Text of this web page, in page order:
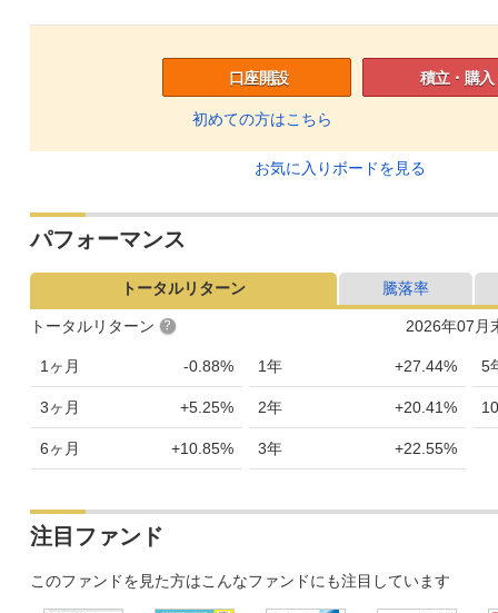
口座開設
初めての方はこちら
積立・購入
お気に入りボードを見る
パフォーマンス
トータルリターン 騰落率
2026年07月
トータルリターン
1ヶ月 -0.88%
3ヶ月 +5.25%
6ヶ月 +10.85%
1年 +27.44%
2年 +20.41%
3年 +22.55%
5
注目ファンド
このファンドを見た方はこんなファンドにも注目しています